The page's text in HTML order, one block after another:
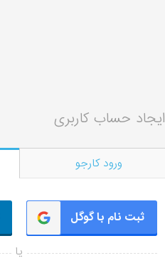
ایجاد حساب کاربری
ورود کارجو
ثبت نام با گوگل